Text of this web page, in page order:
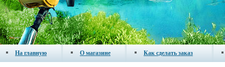
На главную О магазине Как сделать заказ